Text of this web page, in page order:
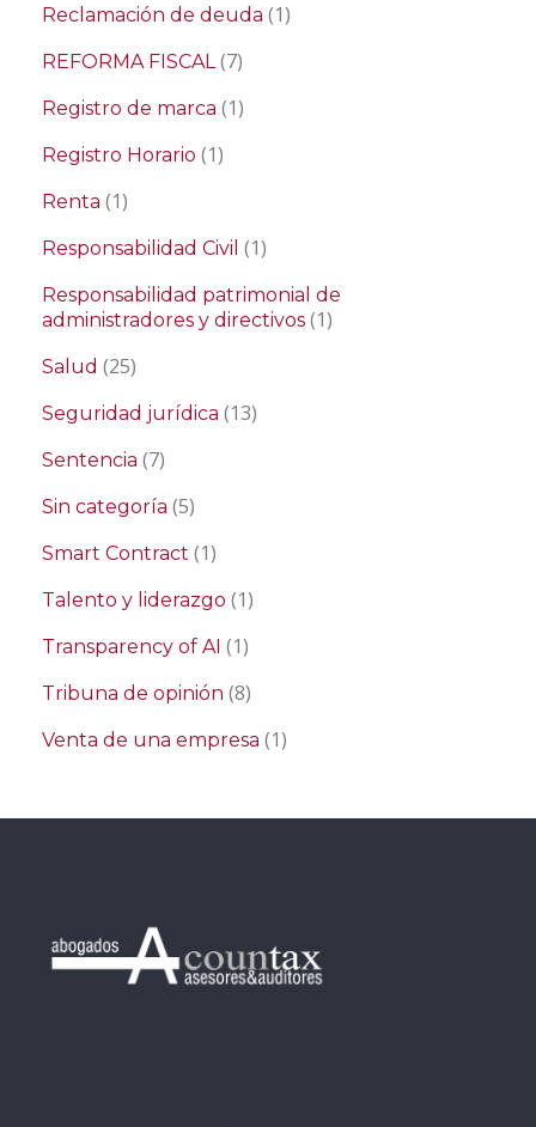
Reclamación de deuda (1)
REFORMA FISCAL(7)
Registro de marca (1)
Registro Horario (1)
Renta (1)
Responsabilidad Civil (1)
Responsabilidad patrimonial de
administradores y directivos (1)
Salud (25)
Seguridad jurídica (13)
Sentencia (7)
Sin categoría (5)
Smart Contract (1)
Talento y liderazgo (1)
Transparency of AI (1)
Tribuna de opinión (8)
Venta de una empresa (1)